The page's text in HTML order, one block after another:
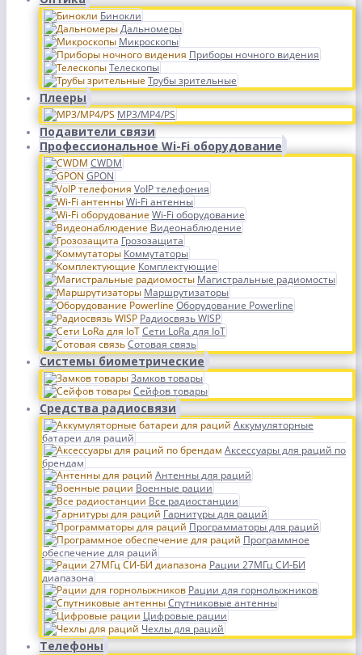
Бинокли
Дальномеры
Микроскопы
Приборы ночного видения
Телескопы
Трубы зрительные
Плееры
MP3/MP4/PS
Подавители связи
Профессиональное Wi-Fi оборудование
CWDM
GPON
VoIP телефония
Wi-Fi антенны
Wi-Fi оборудование
Видеонаблюдение
Грозозащита
Коммутаторы
Комплектующие
Магистральные радиомосты
Маршрутизаторы
Оборудование Powerline
Радиосвязь WISP
Сети LoRa для IoT
Сотовая связь
Системы биометрические
Замков товары
Сейфов товары
Средства радиосвязи
Аккумуляторные
батареи для раций
Аксессуары для раций по
брендам
Антенны для раций
Военные рации
Все радиостанции
Гарнитуры для раций
Программаторы для раций
Программное
обеспечение для раций
Рации 27МГц СИ-БИ
диапазона
Рации для горнолыжников
Спутниковые антенны
Цифровые рации
Чехлы для раций
Телефоны